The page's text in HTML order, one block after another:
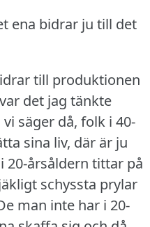
ena bidrar ju till det
till produktionen
det jag tänkte
säger då, folk i 40-
sina liv, där är ju
20-årsåldern tittar på
schyssta prylar
man inte har i 20-